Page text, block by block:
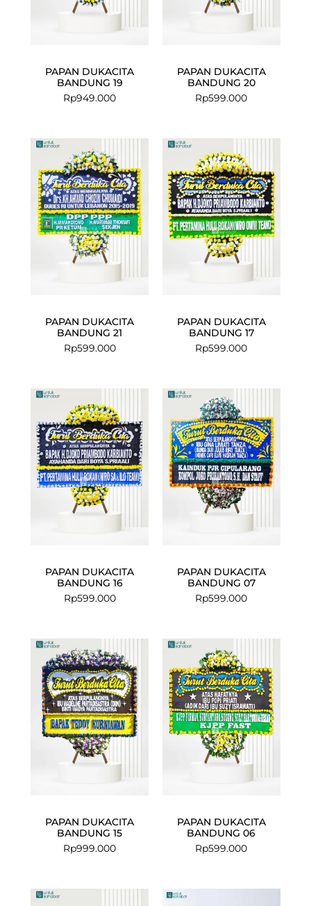
PAPAN DUKACITA
BANDUNG 19
Rp949.000
PAPAN DUKACITA
BANDUNG 20
Rp599.000
PAPAN DUKACITA
BANDUNG 21
Rp599.000
PAPAN DUKACITA
BANDUNG 17
Rp599.000
PAPAN DUKACITA
BANDUNG 16
Rp599.000
PAPAN DUKACITA
BANDUNG 07
Rp599.000
PAPAN DUKACITA
BANDUNG 15
Rp999.000
PAPAN DUKACITA
BANDUNG 06
Rp599.000